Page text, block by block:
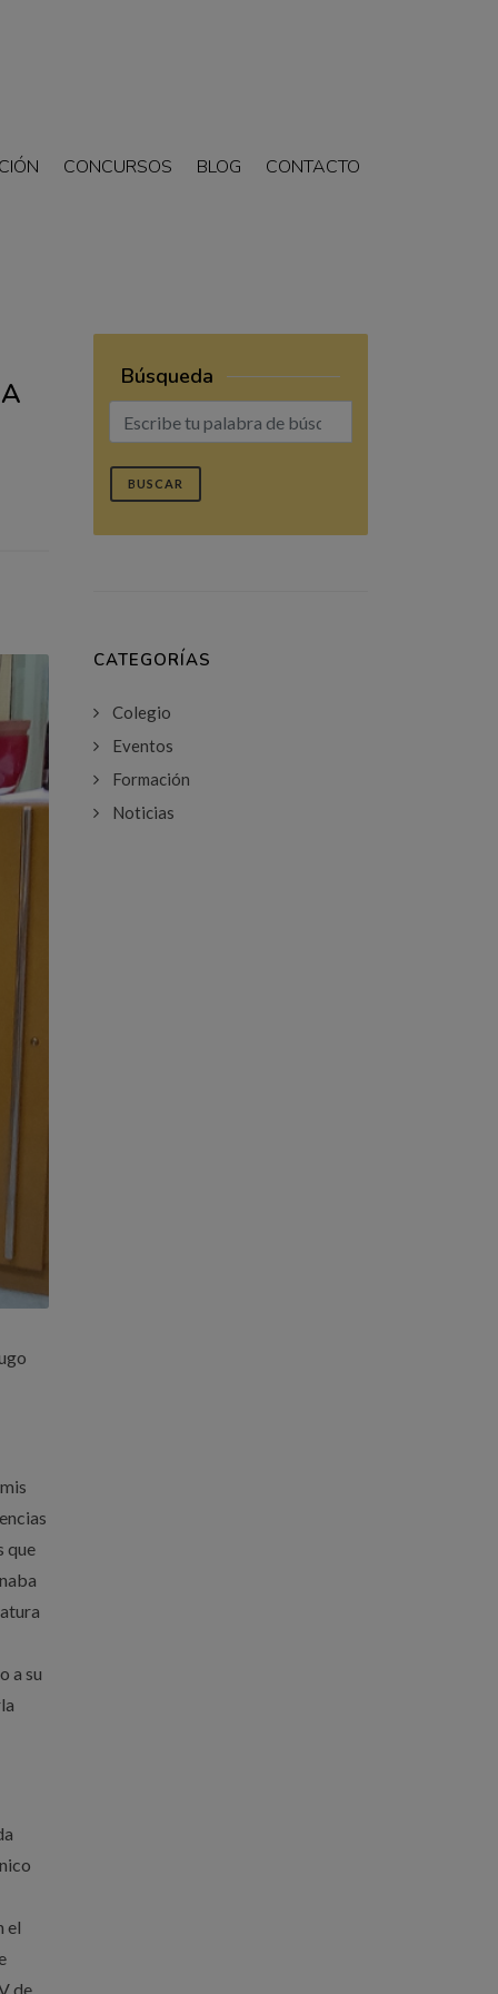
CONCURSOS BLOG CONTACTO
que
a su
el
de
Búsqueda
BUSCAR
CATEGORÍAS
Colegio
Eventos
Formación
Noticias